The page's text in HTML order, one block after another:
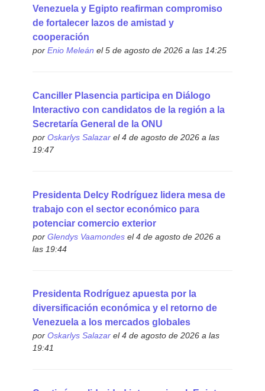
Venezuela y Egipto reafirman compromiso
de fortalecer lazos de amistad y
cooperación
por Enio Meleán el 5 de agosto de 2026 a las 14:25
Canciller Plasencia participa en Diálogo
Interactivo con candidatos de la región a la
Secretaría General de la ONU
por Oskarlys Salazarel 4 de agosto de 2026 a las
19:47
Presidenta Delcy Rodríguez lidera mesa de
trabajo con el sector económico para
potenciar comercio exterior
por Glendys Vaamondesel 4 de agosto de 2026 a
las 19:44
Presidenta Rodríguez apuesta por la
diversificación económica y el retorno de
Venezuela a los mercados globales
por Oskarlys Salazarel 4 de agosto de 2026 a las
19:41